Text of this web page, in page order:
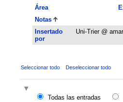
Área
Notas
Insertado
por
Uni-Trier @
Seleccionar todo Deseleccionar todo
Todas las entradas